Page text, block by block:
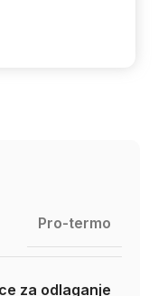
Pro-termo
za odlaganje